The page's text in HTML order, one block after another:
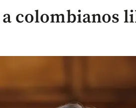
colombianos